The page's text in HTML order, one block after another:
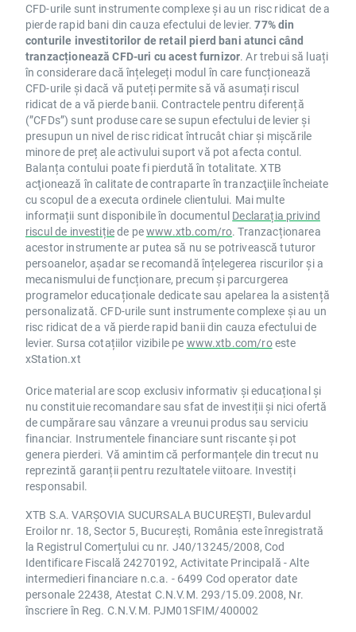
CFD-urile sunt instrumente complexe și au un risc ridicat de a
pierde rapid bani din cauza efectului de levier.77% din
conturile investitorilor de retail pierd bani atunci când
tranzacționează CFD-uri cu acest furnizor. Ar trebui să luați
în considerare dacă înțelegeți modul în care funcționează
CFD-urile și dacă vă puteți permite să vă asumați riscul
ridicat de a vă pierde banii. Contractele pentru diferență
(”CFDs”) sunt produse care se supun efectului de levier și
presupun un nivel de risc ridicat întrucât chiar și mișcările
minore de preț ale activului suport vă pot afecta contul.
Balanța contului poate fi pierdută în totalitate. XTB
acţionează în calitate de contraparte în tranzacţiile încheiate
cu scopul de a executa ordinele clientului. Mai multe
informații sunt disponibile în documentul Declarația privind
riscul de investițiede pewww.xtb.com/ro. Tranzacționarea
acestor instrumente ar putea să nu se potrivească tuturor
persoanelor, așadar se recomandă înțelegerea riscurilor și a
mecanismului de funcționare, precum și parcurgerea
programelor educaționale dedicate sau apelarea la asistență
personalizată. CFD-urile sunt instrumente complexe și au un
risc ridicat de a vă pierde rapid banii din cauza efectului de
levier. Sursa cotațiilor vizibile pe www.xtb.com/roeste
xStation.xt
Orice material are scop exclusiv informativ și educațional și
nu constituie recomandare sau sfat de investiții și nici ofertă
de cumpărare sau vânzare a vreunui produs sau serviciu
financiar. Instrumentele financiare sunt riscante și pot
genera pierderi. Vă amintim că performanțele din trecut nu
reprezintă garanții pentru rezultatele viitoare. Investiți
responsabil.
XTB S.A. VARȘOVIA SUCURSALA BUCUREȘTI, Bulevardul
Eroilor nr. 18, Sector 5, București, România este înregistrată
la Registrul Comerțului cu nr. J40/13245/2008, Cod
Identificare Fiscală 24270192, Activitate Principală - Alte
intermedieri financiare n.c.a. - 6499 Cod operator date
personale 22438, Atestat C.N.V.M. 293/15.09.2008, Nr.
înscriere în Reg. C.N.V.M. PJM01SFIM/400002